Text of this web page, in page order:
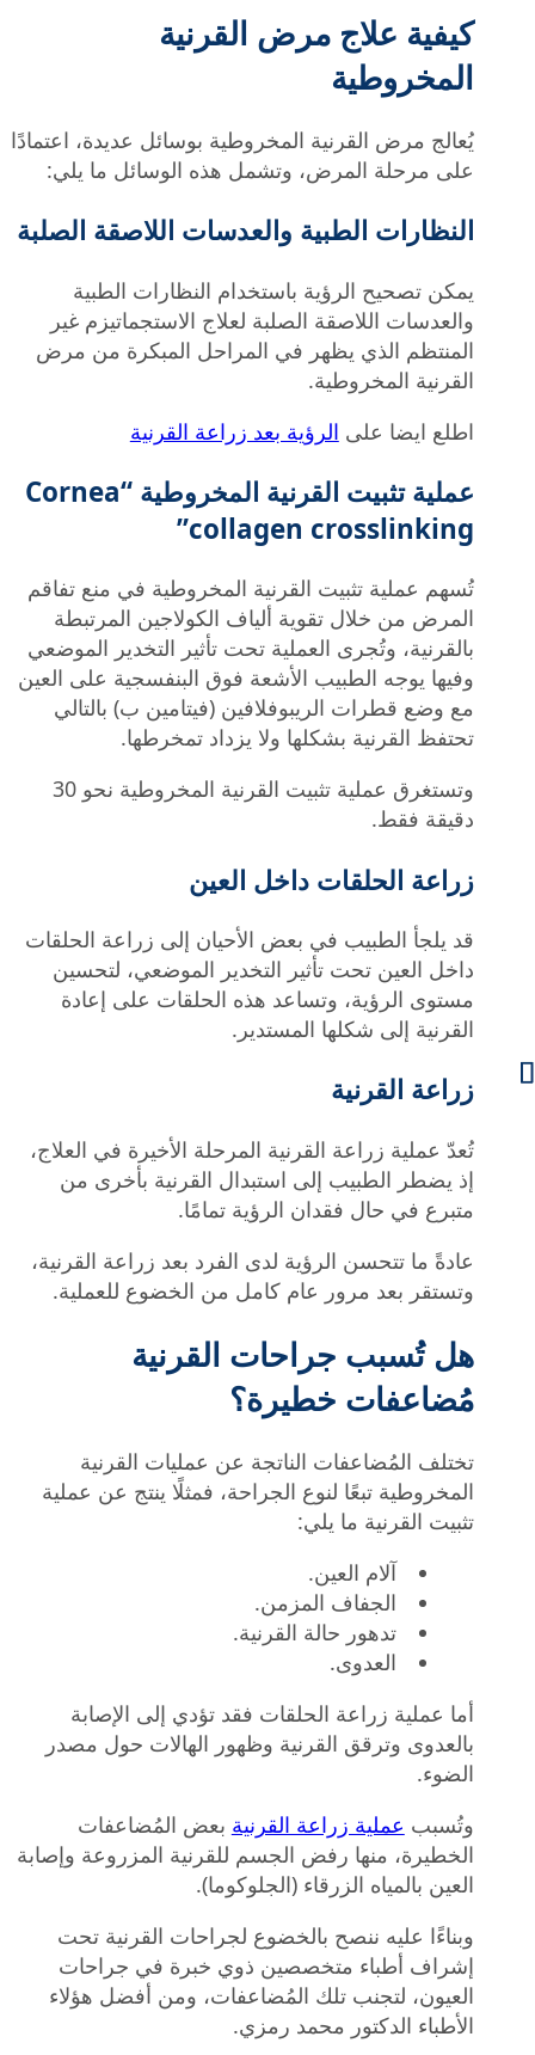





كيفية علاج مرض القرنية
المخروطية
يُعالج مرض القرنية المخروطية بوسائل عديدة، اعتمادًا
على مرحلة المرض، وتشمل هذه الوسائل ما يلي:
النظارات الطبية والعدسات اللاصقة الصلبة
يمكن تصحيح الرؤية باستخدام النظارات الطبية
والعدسات اللاصقة الصلبة لعلاج الاستجماتيزم غير
المنتظم الذي يظهر في المراحل المبكرة من مرض
القرنية المخروطية.
اطلع ايضا على الرؤية بعد زراعة القرنية
عملية تثبيت القرنية المخروطية “Cornea
collagen crosslinking”
تُسهم عملية تثبيت القرنية المخروطية في منع تفاقم
المرض من خلال تقوية ألياف الكولاجين المرتبطة
بالقرنية، وتُجرى العملية تحت تأثير التخدير الموضعي
وفيها يوجه الطبيب الأشعة فوق البنفسجية على العين
مع وضع قطرات الريبوفلافين (فيتامين ب) بالتالي
تحتفظ القرنية بشكلها ولا يزداد تمخرطها.
وتستغرق عملية تثبيت القرنية المخروطية نحو 30
دقيقة فقط.
زراعة الحلقات داخل العين
قد يلجأ الطبيب في بعض الأحيان إلى زراعة الحلقات
داخل العين تحت تأثير التخدير الموضعي، لتحسين
مستوى الرؤية، وتساعد هذه الحلقات على إعادة
القرنية إلى شكلها المستدير.
زراعة القرنية
تُعدّ عملية زراعة القرنية المرحلة الأخيرة في العلاج،
إذ يضطر الطبيب إلى استبدال القرنية بأخرى من
متبرع في حال فقدان الرؤية تمامًا.
عادةً ما تتحسن الرؤية لدى الفرد بعد زراعة القرنية،
وتستقر بعد مرور عام كامل من الخضوع للعملية.
هل تُسبب جراحات القرنية
مُضاعفات خطيرة؟
تختلف المُضاعفات الناتجة عن عمليات القرنية
المخروطية تبعًا لنوع الجراحة، فمثلًا ينتج عن عملية
تثبيت القرنية ما يلي:
آلام العين.
الجفاف المزمن.
تدهور حالة القرنية.
العدوى.
أما عملية زراعة الحلقات فقد تؤدي إلى الإصابة
بالعدوى وترقق القرنية وظهور الهالات حول مصدر
الضوء.
وتُسبب عملية زراعة القرنية بعض المُضاعفات
الخطيرة، منها رفض الجسم للقرنية المزروعة وإصابة
العين بالمياه الزرقاء (الجلوكوما).
وبناءًا عليه ننصح بالخضوع لجراحات القرنية تحت
إشراف أطباء متخصصين ذوي خبرة في جراحات
العيون، لتجنب تلك المُضاعفات، ومن أفضل هؤلاء
الأطباء الدكتور محمد رمزي.